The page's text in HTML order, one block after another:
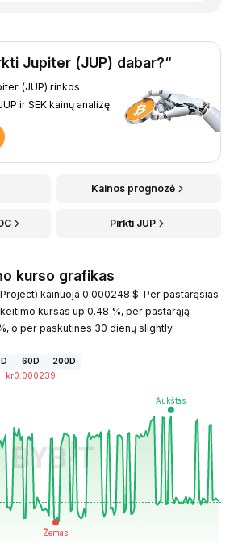
Jupiter (JUP) dabar?“
(JUP) rinkos
ir SEK kainų analizę.
Kainos prognozė
Pirkti JUP
kurso grafikas
kainuoja 0.000248 $. Per pastarąsias
kursas up 0.48 %, per pastarąją
o per paskutines 30 dienų slightly
60D
200D
: kr0.000239
08-07, 10:35 GMT+0